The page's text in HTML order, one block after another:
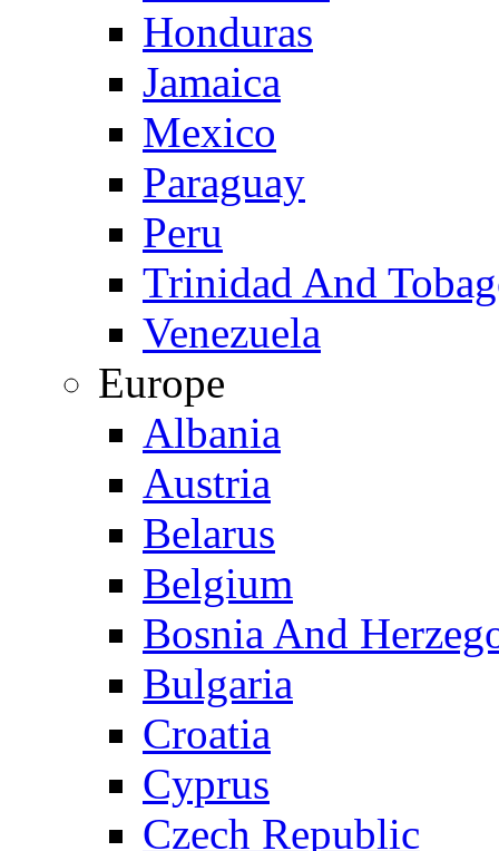
Honduras
Jamaica
Mexico
Paraguay
Peru
Trinidad And
Venezuela
Europe
Albania
Austria
Belarus
Belgium
Bosnia And
Bulgaria
Croatia
Cyprus
Czech Republic